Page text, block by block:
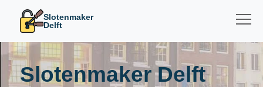
Slotenmaker
Delft
Slotenmaker Delft